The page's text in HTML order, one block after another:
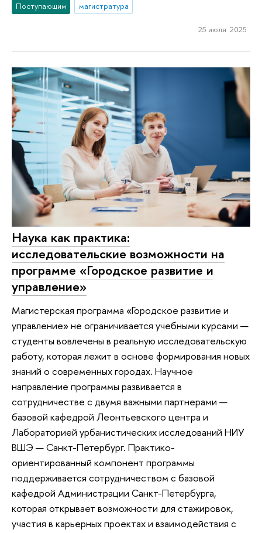
Поступающим магистратура
25 июля 2025
Наука как практика:
исследовательские возможности на
программе «Городское развитие и
управление»
Магистерская программа «Городское развитие и
управление» не ограничивается учебными курсами —
студенты вовлечены в реальную исследовательскую
работу, которая лежит в основе формирования новых
знаний о современных городах. Научное
направление программы развивается в
сотрудничестве с двумя важными партнерами —
базовой кафедрой Леонтьевского центра и
Лабораторией урбанистических исследований НИУ
ВШЭ — Санкт-Петербург. Практико-
ориентированный компонент программы
поддерживается сотрудничеством с базовой
кафедрой Администрации Санкт-Петербурга,
которая открывает возможности для стажировок,
участия в карьерных проектах и взаимодействия с